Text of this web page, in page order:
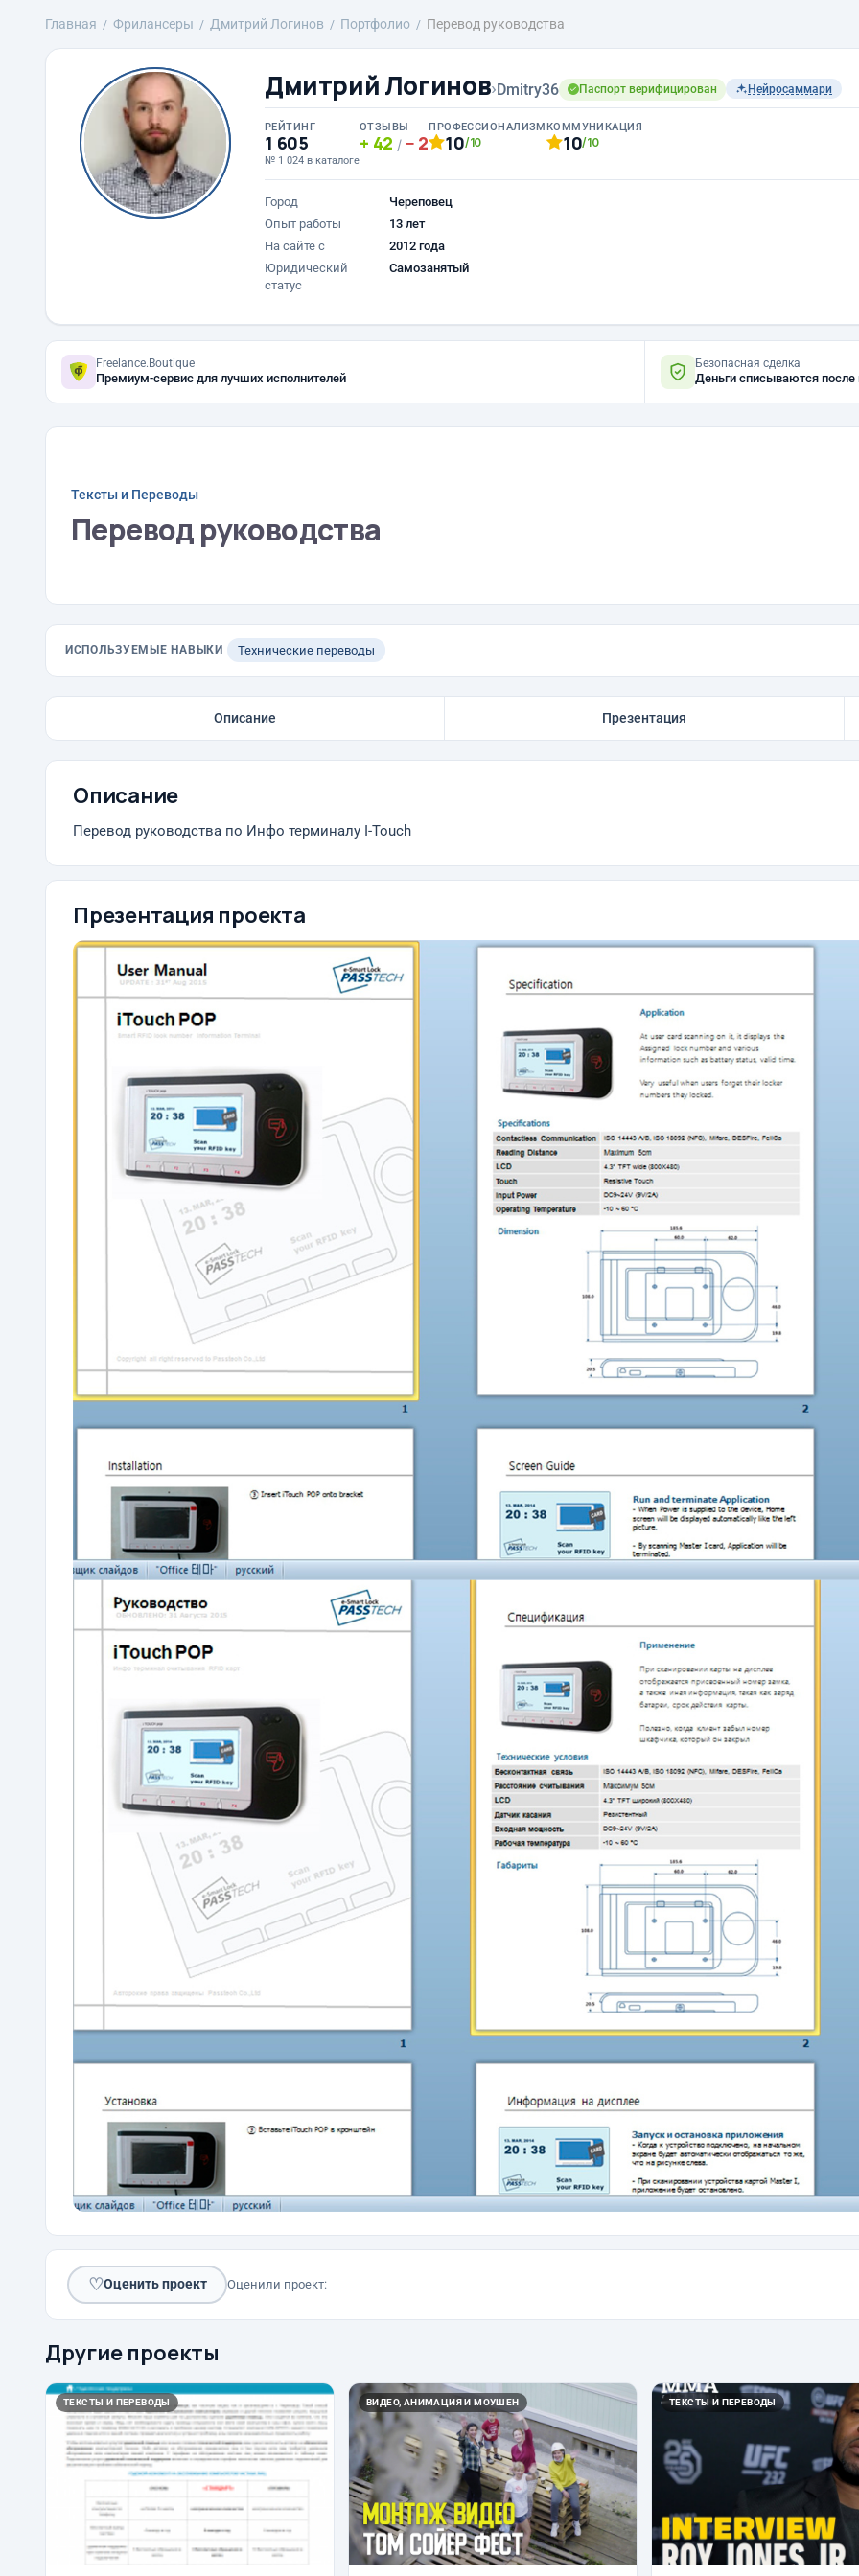
Главная Фрилансеры Дмитрий Логинов Портфолио Перевод руководства
Дмитрий Логинов›Dmitry36 Паспорт верифицирован Нейросаммари
РЕЙТИНГ
1 605
№ 1 024 в каталоге
ОТЗЫВЫ
42 / 2
ПРОФЕССИОНАЛИЗМ
10/10
КОММУНИКАЦИЯ
10/10
Город
Череповец
Опыт работы
13 лет
На сайте с
2012 года
Юридический
статус
Самозанятый
Freelance.Boutique
Премиум-сервис для лучших исполнителей
Безопасная сделка
Деньги списываются после
Тексты и Переводы
Перевод руководства
ИСПОЛЬЗУЕМЫЕ НАВЫКИ Технические переводы
Описание Презентация
Описание
Перевод руководства по Инфо терминалу I-Touch
Презентация проекта
♡Оценить проект Оценили проект:
Другие проекты
ТЕКСТЫ И ПЕРЕВОДЫ ВИДЕО, АНИМАЦИЯ И МОУШЕН ТЕКСТЫ И ПЕРЕВОДЫ